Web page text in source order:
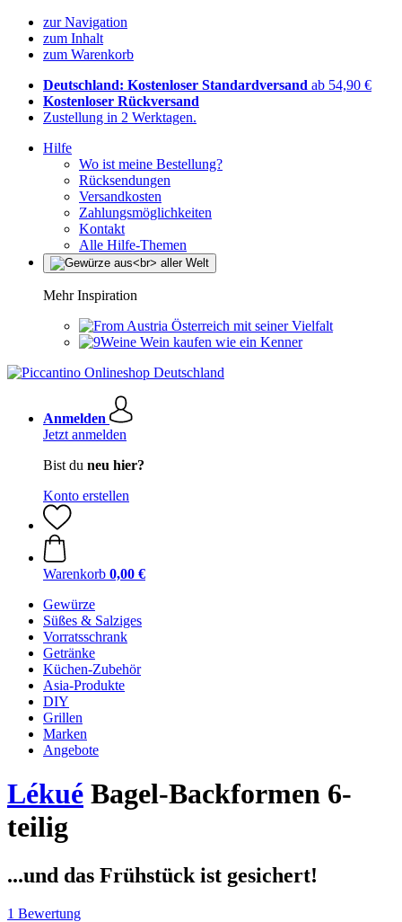
zur Navigation
zum Inhalt
zum Warenkorb
Deutschland: Kostenloser Standardversand ab 54,90 €
Kostenloser Rückversand
Zustellung in 2 Werktagen.
Hilfe
Wo ist meine Bestellung?
Rücksendungen
Versandkosten
Zahlungsmöglichkeiten
Kontakt
Alle Hilfe-Themen
Mehr Inspiration
Österreich mit seiner Vielfalt
Wein kaufen wie ein Kenner
Anmelden
Jetzt anmelden
Bist du neu hier?
Konto erstellen
Warenkorb 0,00 €
Gewürze
Süßes & Salziges
Vorratsschrank
Getränke
Küchen-Zubehör
Asia-Produkte
DIY
Grillen
Marken
Angebote
Lékué Bagel-Backformen 6-
teilig
...und das Frühstück ist gesichert!
1 Bewertung